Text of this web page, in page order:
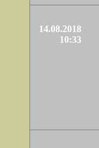
14.08.2018
10:33